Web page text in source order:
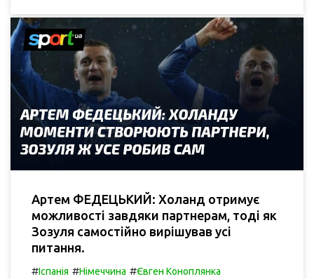
Артем ФЕДЕЦЬКИЙ: Холанд отримує
можливості завдяки партнерам, тоді як
Зозуля самостійно вирішував усі
питання.
#Іспанія #Німеччина #Євген Коноплянка